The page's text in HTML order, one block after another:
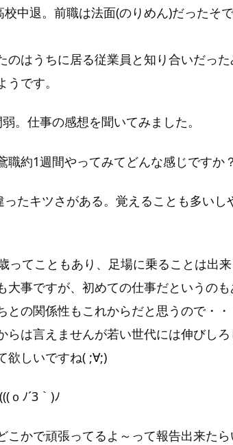
中退。前職は法面(のりめん)だったそで
この仕
のはうちに居る従業員と知り合いだっ
です。
。仕事の感想を聞いてみました。
職約1週間やってみてどんな感じですか
たキツさがある。覚えることも多いし
ってこともあり、足場に乗ることは出
大事ですが、初めての仕事だというの
との関係性もこれからだと思うので・
らは言えませんが若い世代には伸びし
欲しいですね( ;∀;)
ｏﾉ´3｀)ﾉ
こかで頑張ってるよ～って報告出来た